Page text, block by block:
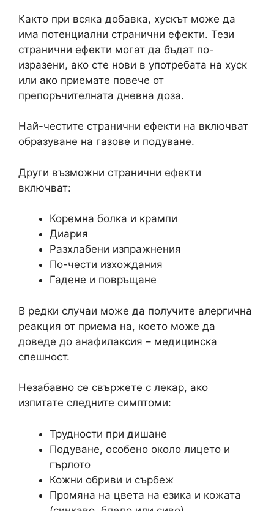
Както при всяка добавка, хускът може да
има потенциални странични ефекти. Тези
странични ефекти могат да бъдат по-
изразени, ако сте нови в употребата на хуск
или ако приемате повече от
препоръчителната дневна доза.
Най-честите странични ефекти на включват
образуване на газове и подуване.
Други възможни странични ефекти
включват:
Коремна болка и крампи
Диария
Разхлабени изпражнения
По-чести изхождания
Гадене и повръщане
В редки случаи може да получите алергична
реакция от приема на, което може да
доведе до анафилаксия – медицинска
спешност.
Незабавно се свържете с лекар, ако
изпитате следните симптоми:
Трудности при дишане
Подуване, особено около лицето и
гърлото
Кожни обриви и сърбеж
Промяна на цвета на езика и кожата